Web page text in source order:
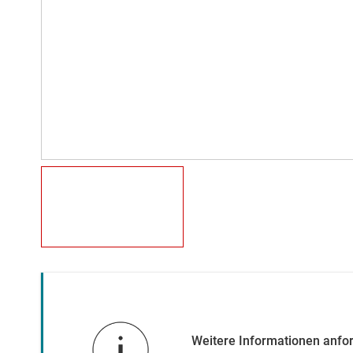
Weitere Informationen